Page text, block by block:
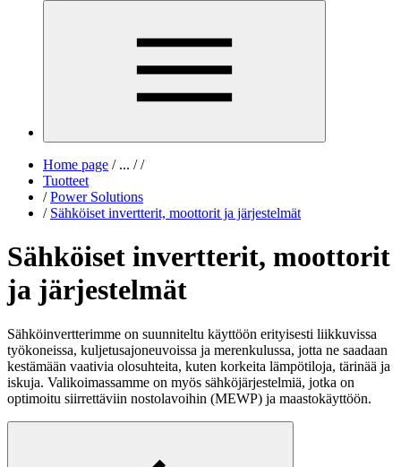
Home page /... / /
Tuotteet
/ Power Solutions
/ Sähköiset invertterit, moottorit ja järjestelmät
Sähköiset invertterit, moottorit
ja järjestelmät
Sähköinvertterimme on suunniteltu käyttöön erityisesti liikkuvissa
työkoneissa, kuljetusajoneuvoissa ja merenkulussa, jotta ne saadaan
kestämään vaativia olosuhteita, kuten korkeita lämpötiloja, tärinää ja
iskuja. Valikoimassamme on myös sähköjärjestelmiä, jotka on
optimoitu siirrettäviin nostolavoihin (MEWP) ja maastokäyttöön.